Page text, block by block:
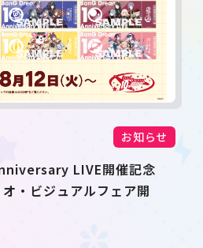
お知らせ
LIVE開催記念
・ビジュアルフェア開